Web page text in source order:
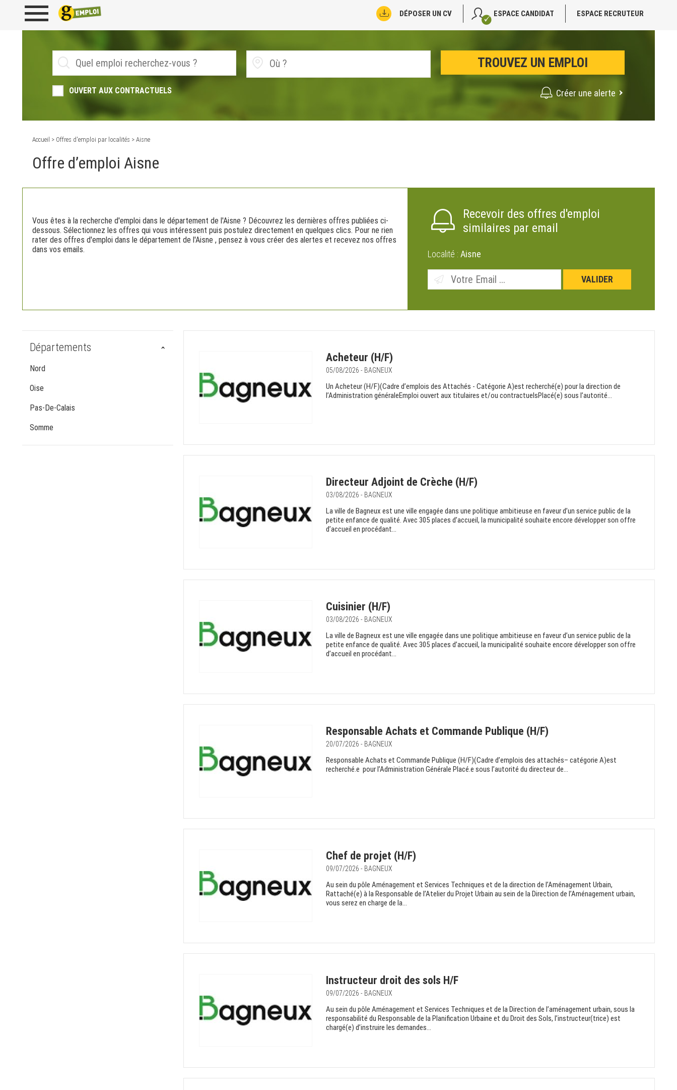
DÉPOSER UN CV ESPACE CANDIDAT ESPACE RECRUTEUR
OUVERT AUX CONTRACTUELS Créer une alerte
Accueil > Offres d'emploi par localités > Aisne
Offre d’emploi Aisne
Vous êtes à la recherche d'emploi dans le département de l'Aisne ? Découvrez les dernières offres publiées ci-
dessous. Sélectionnez les offres qui vous intéressent puis postulez directement en quelques clics. Pour ne rien
rater des offres d'emploi dans le département de l'Aisne , pensez à vous créer des alertes et recevez nos offres
dans vos emails.
Recevoir des offres d'emploi
similaires par email
Localité : Aisne
Départements
Nord
Oise
Pas-De-Calais
Somme
Acheteur (H/F)
05/08/2026 - BAGNEUX
Un Acheteur (H/F)(Cadre d’emplois des Attachés - Catégorie A)est recherché(e) pour la direction de
l’Administration généraleEmploi ouvert aux titulaires et/ou contractuelsPlacé(e) sous l’autorité...
Directeur Adjoint de Crèche (H/F)
03/08/2026 - BAGNEUX
La ville de Bagneux est une ville engagée dans une politique ambitieuse en faveur d’un service public de la
petite enfance de qualité. Avec 305 places d’accueil, la municipalité souhaite encore développer son offre
d’accueil en procédant...
Cuisinier (H/F)
03/08/2026 - BAGNEUX
La ville de Bagneux est une ville engagée dans une politique ambitieuse en faveur d’un service public de la
petite enfance de qualité. Avec 305 places d’accueil, la municipalité souhaite encore développer son offre
d’accueil en procédant...
Responsable Achats et Commande Publique (H/F)
20/07/2026 - BAGNEUX
Responsable Achats et Commande Publique (H/F)(Cadre d’emplois des attachés– catégorie A)est
recherché.e pour l’Administration Générale Placé.e sous l’autorité du directeur de...
Chef de projet (H/F)
09/07/2026 - BAGNEUX
Au sein du pôle Aménagement et Services Techniques et de la direction de l’Aménagement Urbain,
Rattaché(e) à la Responsable de l’Atelier du Projet Urbain au sein de la Direction de l’Aménagement urbain,
vous serez en charge de la...
Instructeur droit des sols H/F
09/07/2026 - BAGNEUX
Au sein du pôle Aménagement et Services Techniques et de la Direction de l’aménagement urbain, sous la
responsabilité du Responsable de la Planification Urbaine et du Droit des Sols, l’instructeur(trice) est
chargé(e) d’instruire les demandes...